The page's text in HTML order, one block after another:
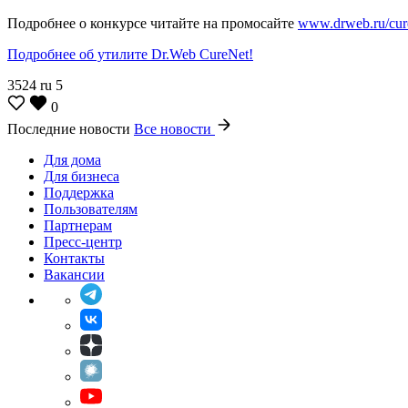
Подробнее о конкурсе читайте на промосайте www.drweb.ru/
Подробнее об утилите Dr.Web CureNet!
3524 ru 5
0
Последние новости Все новости
Для дома
Для бизнеса
Поддержка
Пользователям
Партнерам
Пресс-центр
Контакты
Вакансии